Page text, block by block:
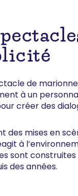
de
à un
créer des
des mises en
à
sont construites
des années.